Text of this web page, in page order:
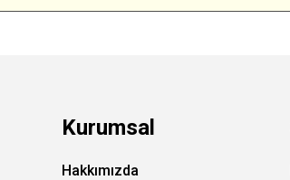
Kurumsal
Hakkımızda